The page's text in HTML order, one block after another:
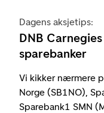
Dagens aksjetips:
DNB
sparebanker
Vi kikker nærmere
Norge (SB1NO),
Sparebank1 SMN